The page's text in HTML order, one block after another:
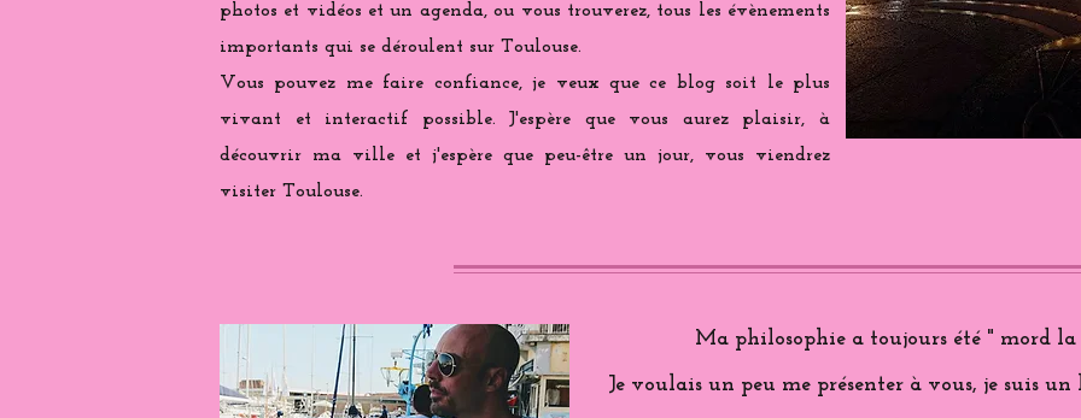
photos et vidéos et un agenda, ou vous trouverez, tous les évènements
importants qui se déroulent sur Toulouse.
Vous pouvez me faire confiance, je veux que ce blog soit le plus
vivant et interactif possible. J'espère que vous aurez plaisir, à
découvrir ma ville et j'espère que peu-être un jour, vous viendrez
visiter Toulouse.
Ma philosophie a toujours été " mord
Je voulais un peu me présenter à vous, je suis